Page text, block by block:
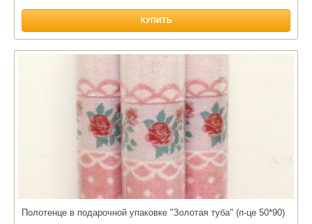
КУПИТЬ
Полотенце в подарочной упаковке "Золотая туба" (п-це 50*90)